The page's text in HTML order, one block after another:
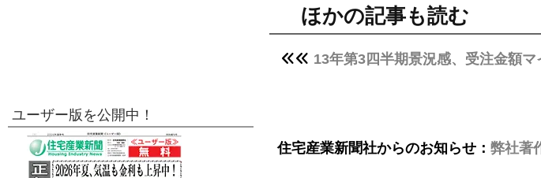
ほかの記事も読む
13年第3四半期景況感、受注金額
住宅産業新聞社からのお知らせ： 弊社著
ユーザー版を公開中！